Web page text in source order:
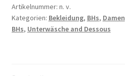
Lilly
Damen
Grosse
Artikelnummer: n. v.
Kategorien: Bekleidung, BHs, Damen
BHs, Unterwäsche and Dessous